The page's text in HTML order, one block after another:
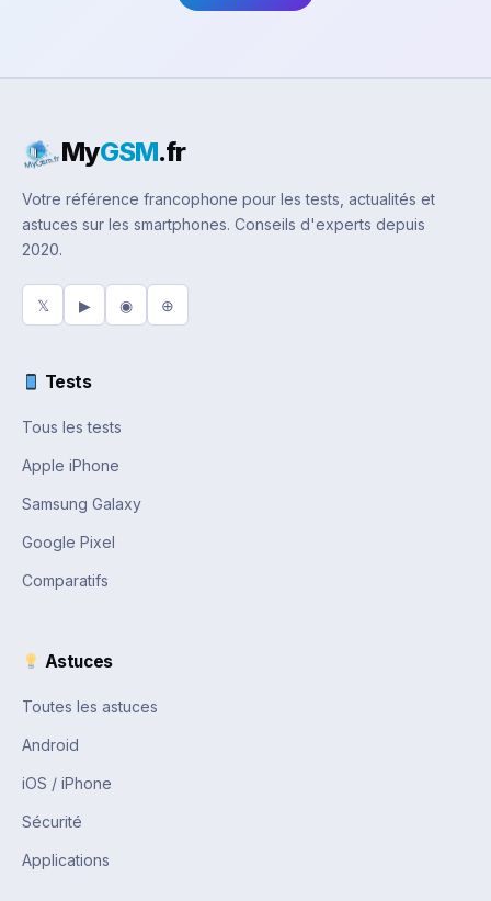
MyGSM.fr
Votre référence francophone pour les tests, actualités et
astuces sur les smartphones. Conseils d'experts depuis
2020.
𝕏 ▶ ◉ ⊕
Tests
Tous les tests
Apple iPhone
Samsung Galaxy
Google Pixel
Comparatifs
Astuces
Toutes les astuces
Android
iOS / iPhone
Sécurité
Applications